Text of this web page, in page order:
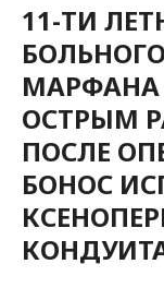
11-ТИ
ОСТРЫМ
ПОСЛЕ
БОНОС